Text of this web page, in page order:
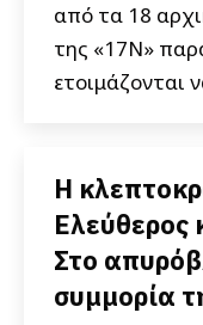
από τα 18
της «17Ν»
ετοιμάζονται
Η
Ελεύθερος
Στο
συμμορία